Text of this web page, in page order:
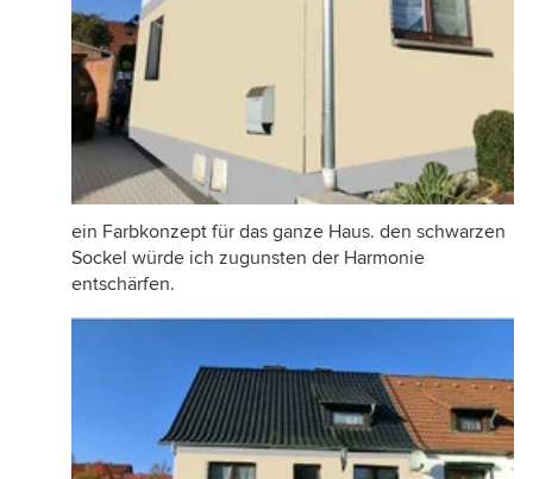
ein Farbkonzept für das ganze Haus. den schwarzen
Sockel würde ich zugunsten der Harmonie
entschärfen.